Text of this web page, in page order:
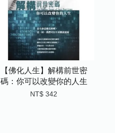
【佛化人生】解構前世密
碼：你可以改變你的人生
NT$ 342